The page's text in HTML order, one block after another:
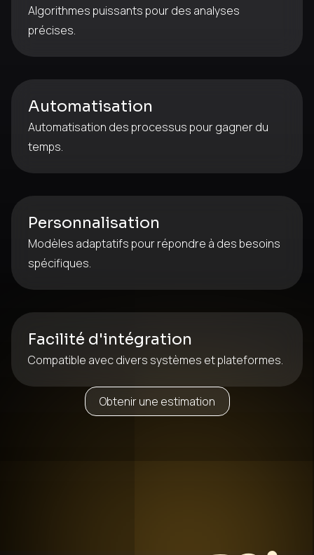
Algorithmes puissants pour des analyses
précises.
Automatisation
Automatisation des processus pour gagner du
temps.
Personnalisation
Modèles adaptatifs pour répondre à des besoins
spécifiques.
Facilité d'intégration
Compatible avec divers systèmes et plateformes.
Obtenir une estimation